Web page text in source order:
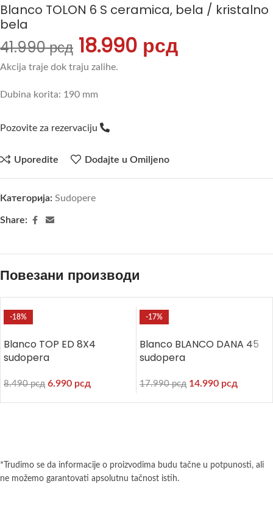
Blanco TOLON 6 S ceramica, bela / kristalno
bela
41.990рсд 18.990 рсд
Akcija traje dok traju zalihe.
Dubina korita: 190 mm
Pozovite za rezervaciju
Uporedite Dodajte u Omiljeno
Категорија: Sudopere
Share:
Повезани производи
-18%
Blanco TOP ED 8X4
sudopera
8.490рсд 6.990 рсд
-17%
Blanco BLANCO DANA 45
sudopera
17.990рсд 14.990 рсд
*Trudimo se da informacije o proizvodima budu tačne u potpunosti, ali
ne možemo garantovati apsolutnu tačnost istih.